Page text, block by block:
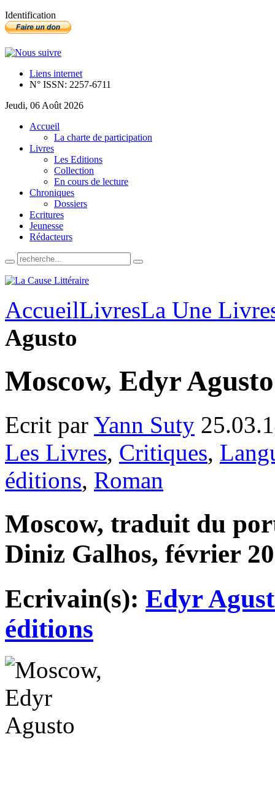
Identification
Liens internet
N° ISSN: 2257-6711
Jeudi, 06 Août 2026
Accueil
La charte de participation
Livres
Les Editions
Collection
En cours de lecture
Chroniques
Dossiers
Ecritures
Jeunesse
Rédacteurs
AccueilLivresLa Une
Agusto
Moscow, Edyr Agusto
Ecrit par Yann Suty
Les Livres, Critiques,
éditions, Roman
Moscow, traduit du
Diniz Galhos, février
Ecrivain(s): Edyr
éditions